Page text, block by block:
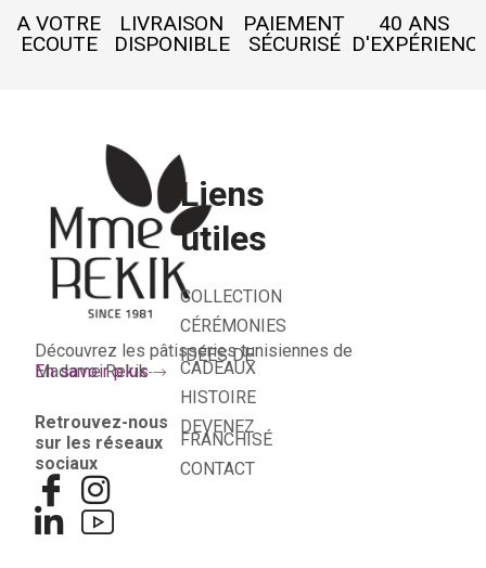
A VOTRE
ECOUTE
LIVRAISON
DISPONIBLE
PAIEMENT
SÉCURISÉ
40 ANS
Découvrez les pâtisseries tunisiennes de
Madame Rekik
En savoir plus
Retrouvez-nous
sur les réseaux
sociaux
Liens
utiles
COLLECTION
CÉRÉMONIES
IDÉES DE
CADEAUX
HISTOIRE
DEVENEZ
FRANCHISÉ
CONTACT